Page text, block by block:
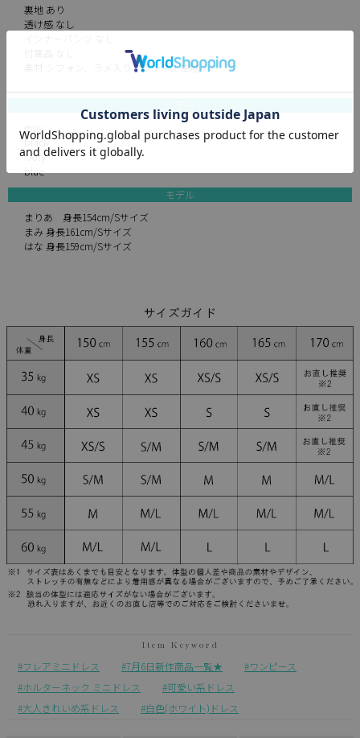
裏地 あり
透け感 なし
素材 シフォン、ラメ入りフランネル生地
gray
black
ivory
blue
モデル
まりあ 身長154cm/Sサイズ
まみ 身長161cm/Sサイズ
はな 身長159cm/Sサイズ
フレアミニドレス 7月6日新作商品一覧★
ワンピース
ホルターネック ミニドレス
可愛い系ドレス
大人きれいめ系ドレス
白色(ホワイト)ドレス